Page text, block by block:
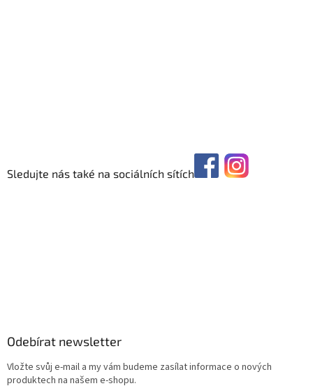
Sledujte nás také na sociálních sítích
Odebírat newsletter
Vložte svůj e-mail a my vám budeme zasílat informace o nových
produktech na našem e-shopu.